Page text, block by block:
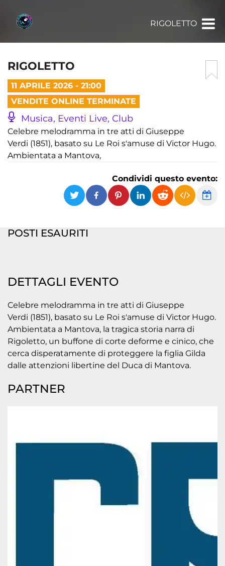
RIGOLETTO
RIGOLETTO
11 APRILE 2026 - 21:00
VENDITE ONLINE TERMINATE
Musica, Eventi Live, Club
Celebre melodramma in tre atti di Giuseppe
Verdi (1851), basato su Le Roi s'amuse di Victor Hugo.
Ambientata a Mantova,
Condividi questo evento:
POSTI ESAURITI
DETTAGLI EVENTO
Celebre melodramma in tre atti di Giuseppe
Verdi (1851), basato su Le Roi s'amuse di Victor Hugo.
Ambientata a Mantova, la tragica storia narra di
Rigoletto, un buffone di corte deforme e cinico, che
cerca disperatamente di proteggere la figlia Gilda
dalle attenzioni libertine del Duca di Mantova.
PARTNER